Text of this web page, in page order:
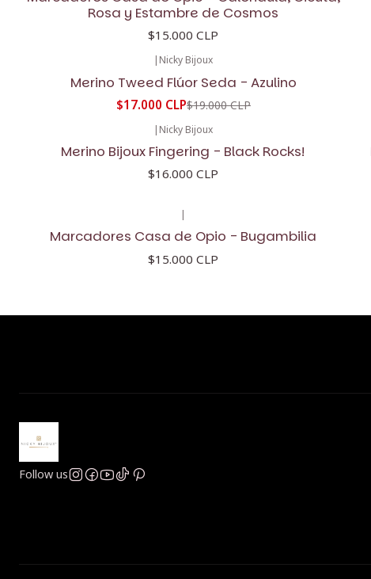
Rosa y Estambre de Cosmos
$15.000 CLP
| Nicky Bijoux
Merino Tweed Flúor Seda - Azulino
$17.000 CLP$19.000 CLP
| Nicky Bijoux
Merino Bijoux Fingering - Black Rocks!
$16.000 CLP
|
Marcadores Casa de Opio - Bugambilia
$15.000 CLP
Follow us